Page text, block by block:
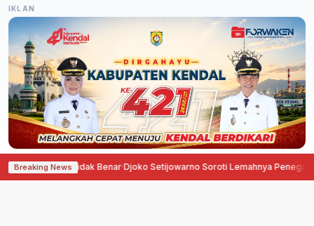
IKLAN
Breaking News
Kapolri Tidak Benar·Djoko Setijowarno Soroti Lemahnya Penegakan